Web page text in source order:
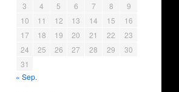
3
4 5 6 7 8
9
10
11 12 13 14 15
16
17
18 19 20 21 22
23
24
25 26 27 28 29
30
31
« Sep.